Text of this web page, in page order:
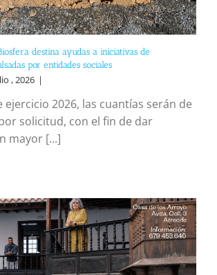
destina ayudas a iniciativas de
por entidades sociales
, 2026 |
ejercicio 2026, las cuantías serán de
solicitud, con el fin de dar
mayor [...]